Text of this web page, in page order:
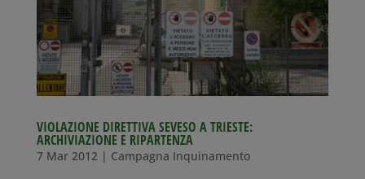
VIOLAZIONE DIRETTIVA SEVESO A TRIESTE:
ARCHIVIAZIONE E RIPARTENZA
7 Mar 2012| Campagna Inquinamento